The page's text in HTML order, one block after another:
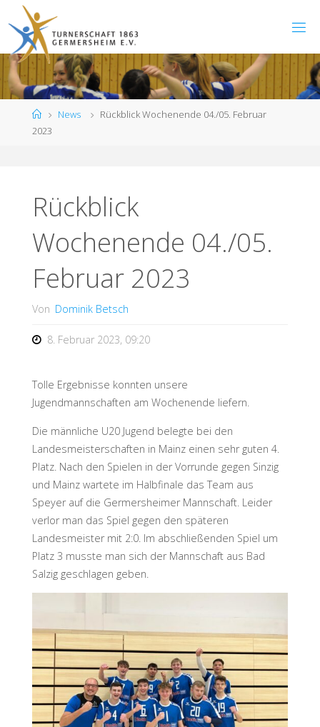
Inhalt
springen
StartNews
Rückblick Wochenende 04./05. Februar
2023
Rückblick
Wochenende 04./05.
Februar 2023
Von Dominik Betsch
8. Februar 2023, 09:20
Tolle Ergebnisse konnten unsere
Jugendmannschaften am Wochenende liefern.
Die männliche U20 Jugend belegte bei den
Landesmeisterschaften in Mainz einen sehr guten 4.
Platz. Nach den Spielen in der Vorrunde gegen Sinzig
und Mainz wartete im Halbfinale das Team aus
Speyer auf die Germersheimer Mannschaft. Leider
verlor man das Spiel gegen den späteren
Landesmeister mit 2:0. Im abschließenden Spiel um
Platz 3 musste man sich der Mannschaft aus Bad
Salzig geschlagen geben.